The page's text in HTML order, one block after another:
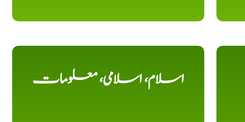
اسلام، اسلامی، معلومات